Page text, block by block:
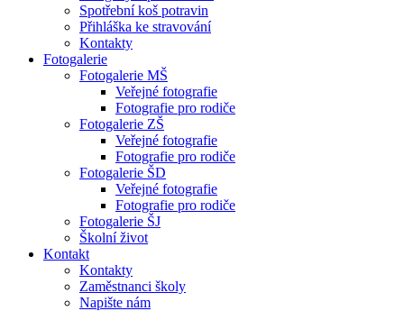
Spotřební koš potravin
Přihláška ke stravování
Kontakty
Fotogalerie
Fotogalerie MŠ
Veřejné fotografie
Fotografie pro rodiče
Fotogalerie ZŠ
Veřejné fotografie
Fotografie pro rodiče
Fotogalerie ŠD
Veřejné fotografie
Fotografie pro rodiče
Fotogalerie ŠJ
Školní život
Kontakt
Kontakty
Zaměstnanci školy
Napište nám